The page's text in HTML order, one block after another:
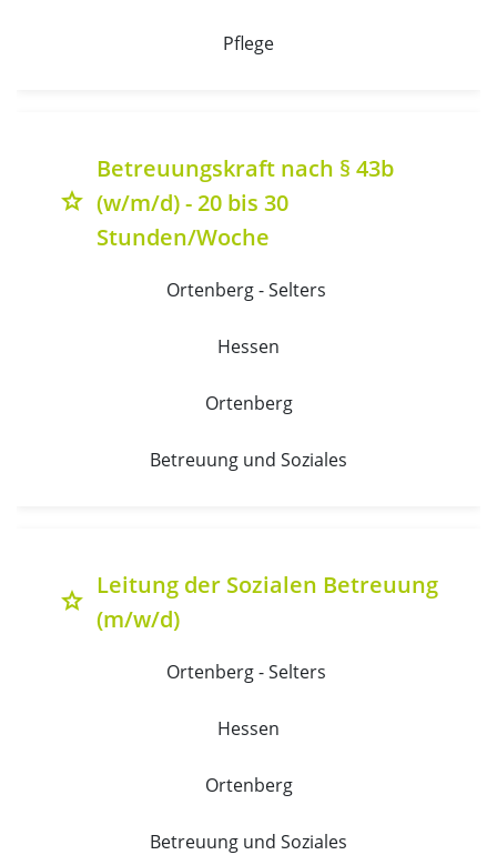
Pflege
grade
Betreuungskraft nach § 43b
(w/m/d) - 20 bis 30
Stunden/Woche
Ortenberg - Selters
Hessen
Ortenberg
Betreuung und Soziales
grade
Leitung der Sozialen Betreuung
(m/w/d)
Ortenberg - Selters
Hessen
Ortenberg
Betreuung und Soziales